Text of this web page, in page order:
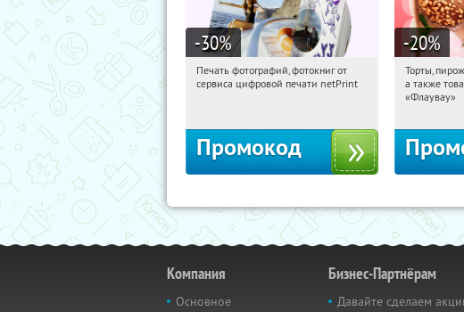
-30%
14:51:22 Получили:
Печать фотографий, фотокниг от
сервиса цифровой печати netPrint
Промокод
-20%
14:51:22
Россия
Торты,
а также
«Флаувау»
Компания
Основное
Бизнес-Партнёрам
Давайте сделаем